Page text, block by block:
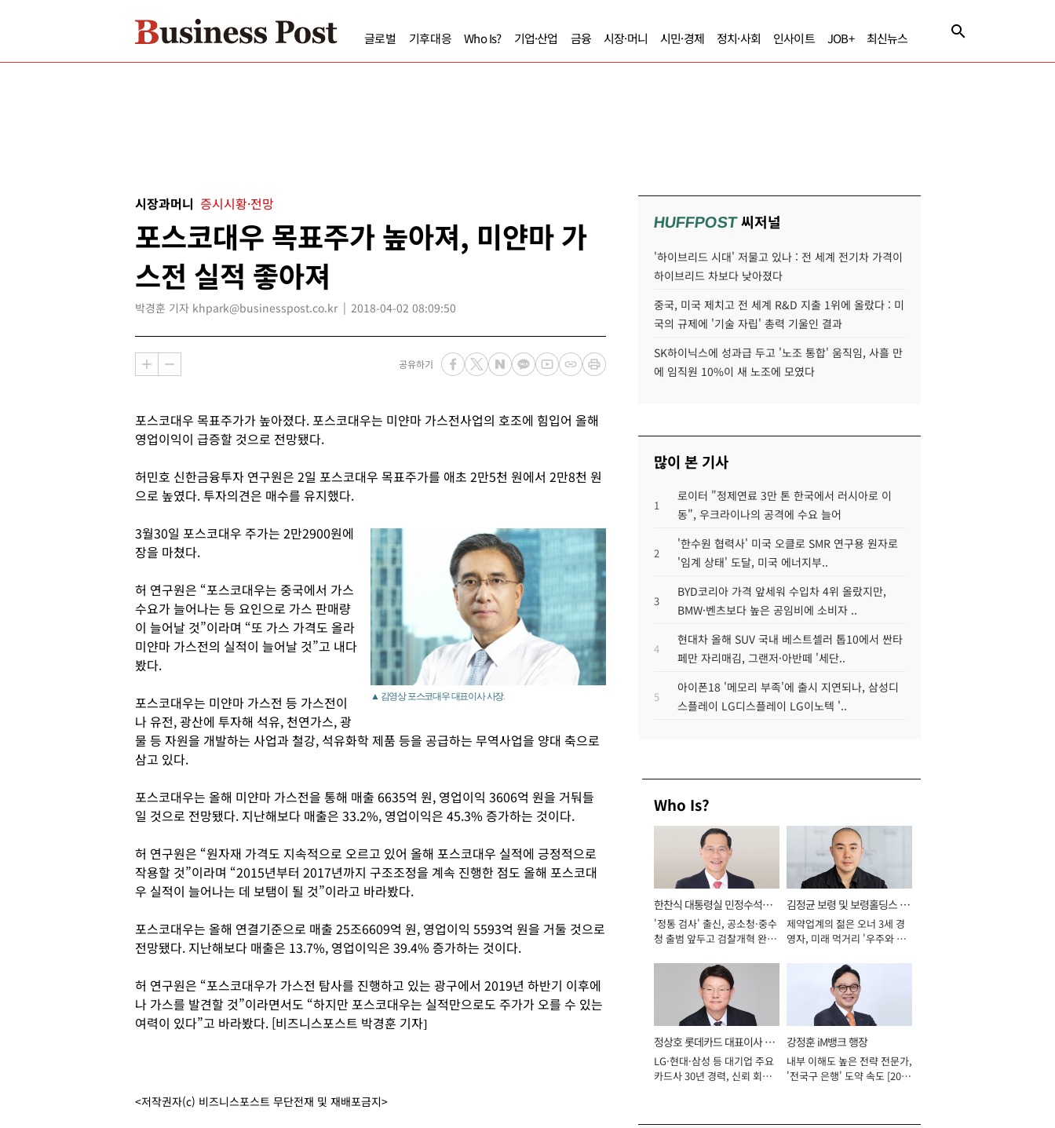
글로벌 기후대응 Who Is? 기업·산업 금융 시장·머니 시민·경제 정치·사회 인사이트 JOB+ 최신뉴스
시장과머니 증시시황·전망
포스코대우 목표주가 높아져, 미얀마 가
스전 실적 좋아져
박경훈 기자 khpark@businesspost.co.kr 2018-04-02 08:09:50
공유하기
포스코대우 목표주가가 높아졌다. 포스코대우는 미얀마 가스전사업의 호조에 힘입어 올해
영업이익이 급증할 것으로 전망됐다.
허민호 신한금융투자 연구원은 2일 포스코대우 목표주가를 애초 2만5천 원에서 2만8천 원
으로 높였다. 투자의견은 매수를 유지했다.
▲ 김영상 포스코대우 대표이사 사장.
3월30일 포스코대우 주가는 2만2900원에
장을 마쳤다.
허 연구원은 “포스코대우는 중국에서 가스
수요가 늘어나는 등 요인으로 가스 판매량
이 늘어날 것”이라며 “또 가스 가격도 올라
미얀마 가스전의 실적이 늘어날 것”고 내다
봤다.
포스코대우는 미얀마 가스전 등 가스전이
나 유전, 광산에 투자해 석유, 천연가스, 광
물 등 자원을 개발하는 사업과 철강, 석유화학 제품 등을 공급하는 무역사업을 양대 축으로
삼고 있다.
포스코대우는 올해 미얀마 가스전을 통해 매출 6635억 원, 영업이익 3606억 원을 거둬들
일 것으로 전망됐다. 지난해보다 매출은 33.2%, 영업이익은 45.3% 증가하는 것이다.
허 연구원은 “원자재 가격도 지속적으로 오르고 있어 올해 포스코대우 실적에 긍정적으로
작용할 것”이라며 “2015년부터 2017년까지 구조조정을 계속 진행한 점도 올해 포스코대
우 실적이 늘어나는 데 보탬이 될 것”이라고 바라봤다.
포스코대우는 올해 연결기준으로 매출 25조6609억 원, 영업이익 5593억 원을 거둘 것으로
전망됐다. 지난해보다 매출은 13.7%, 영업이익은 39.4% 증가하는 것이다.
허 연구원은 “포스코대우가 가스전 탐사를 진행하고 있는 광구에서 2019년 하반기 이후에
나 가스를 발견할 것”이라면서도 “하지만 포스코대우는 실적만으로도 주가가 오를 수 있는
여력이 있다”고 바라봤다. [비즈니스포스트 박경훈 기자]
<저작권자(c) 비즈니스포스트 무단전재 및 재배포금지>
HUFFPOST씨저널
'하이브리드 시대' 저물고 있나 : 전 세계 전기차 가격이
하이브리드 차보다 낮아졌다
중국, 미국 제치고 전 세계 R&D 지출 1위에 올랐다 : 미
국의 규제에 '기술 자립' 총력 기울인 결과
SK하이닉스에 성과급 두고 '노조 통합' 움직임, 사흘 만
에 임직원 10%이 새 노조에 모였다
많이 본 기사
1
로이터 "정제연료 3만 톤 한국에서 러시아로 이
동", 우크라이나의 공격에 수요 늘어
2
'한수원 협력사' 미국 오클로 SMR 연구용 원자로
'임계 상태' 도달, 미국 에너지부..
3
BYD코리아 가격 앞세워 수입차 4위 올랐지만,
BMW·벤츠보다 높은 공임비에 소비자 ..
4
현대차 올해 SUV 국내 베스트셀러 톱10에서 싼타
페만 자리매김, 그랜저·아반떼 '세단..
5
아이폰18 '메모리 부족'에 출시 지연되나, 삼성디
스플레이 LG디스플레이 LG이노텍 '..
Who Is?
한찬식 대통령실 민정수석비
서관
'정통 검사' 출신, 공소청·중수
청 출범 앞두고 검찰개혁 완수
김정균 보령 및 보령홀딩스 대
표이사 사장
제약업계의 젊은 오너 3세 경
영자, 미래 먹거리 '우주와 헬
정상호 롯데카드 대표이사 사
장
LG·현대·삼성 등 대기업 주요
카드사 30년 경력, 신뢰 회복
강정훈 iM뱅크 행장
내부 이해도 높은 전략 전문가,
'전국구 은행' 도약 속도 [2026